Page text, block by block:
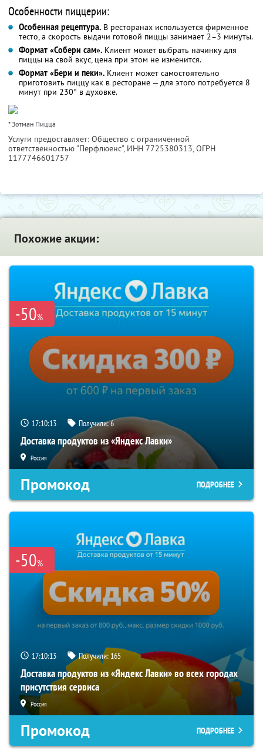
Особенности пиццерии:
Особенная рецептура. В ресторанах используется фирменное
тесто, а скорость выдачи готовой пиццы занимает 2–3 минуты.
Формат «Собери сам». Клиент может выбрать начинку для
пиццы на свой вкус, цена при этом не изменится.
Формат «Бери и пеки». Клиент может самостоятельно
приготовить пиццу как в ресторане — для этого потребуется 8
минут при 230° в духовке.
* Зотман Пицца
Услуги предоставляет: Общество с ограниченной
ответственностью "Перфлюенс", ИНН 7725380313, ОГРН
1177746601757
Похожие акции:
-50%
17:10:13 Получили:6
Доставка продуктов из «Яндекс Лавки»
Россия
Промокод ПОДРОБНЕЕ
-50%
17:10:13 Получили: 165
Доставка продуктов из «Яндекс Лавки» во всех городах
присутствия сервиса
Россия
Промокод ПОДРОБНЕЕ